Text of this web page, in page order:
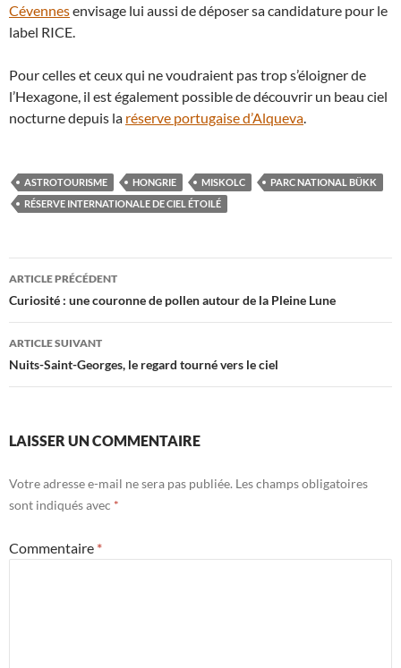
Cévennesenvisage lui aussi de déposer sa candidature pour le
label RICE.
Pour celles et ceux qui ne voudraient pas trop s’éloigner de
l’Hexagone, il est également possible de découvrir un beau ciel
nocturne depuis la réserve portugaise d’Alqueva
ASTROTOURISME HONGRIE MISKOLC
PARC NATIONAL BÜKK
RÉSERVE INTERNATIONALE DE CIEL ÉTOILÉ
Navigation
des
articles
ARTICLE PRÉCÉDENT
Curiosité : une couronne de pollen autour de la Pleine Lune
ARTICLE SUIVANT
Nuits-Saint-Georges, le regard tourné vers le ciel
LAISSER UN COMMENTAIRE
Votre adresse e-mail ne sera pas publiée. Les champs obligatoires
sont indiqués avec *
Commentaire *